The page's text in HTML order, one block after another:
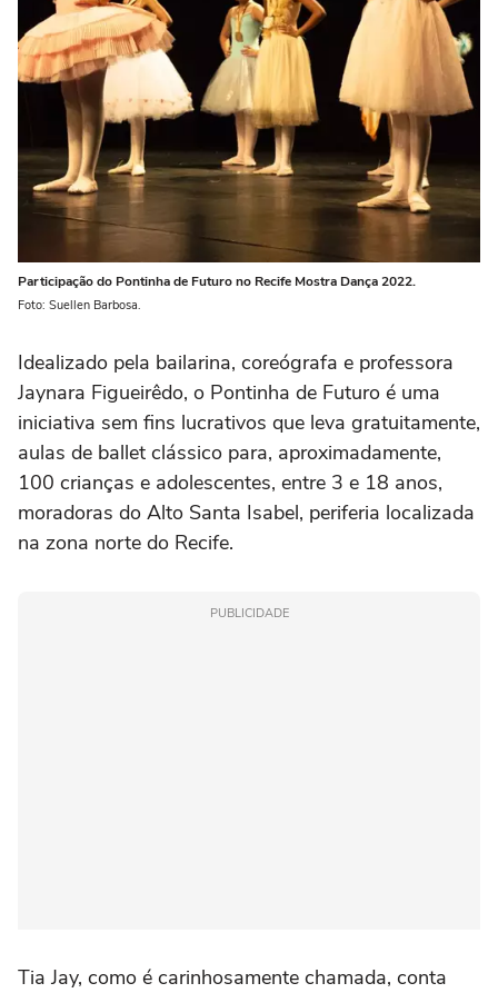
Participação do Pontinha de Futuro no Recife Mostra Dança 2022.
Foto: Suellen Barbosa.
Idealizado pela bailarina, coreógrafa e professora
Jaynara Figueirêdo, o Pontinha de Futuro é uma
iniciativa sem fins lucrativos que leva gratuitamente,
aulas de ballet clássico para, aproximadamente,
100 crianças e adolescentes, entre 3 e 18 anos,
moradoras do Alto Santa Isabel, periferia localizada
na zona norte do Recife.
PUBLICIDADE
Tia Jay, como é carinhosamente chamada, conta